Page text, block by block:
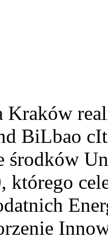
Kraków
BiLbao
środków
którego